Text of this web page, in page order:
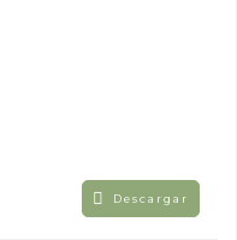
Descargar